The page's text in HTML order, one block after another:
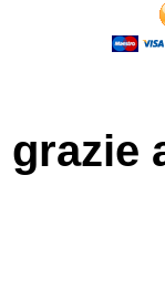
grazie